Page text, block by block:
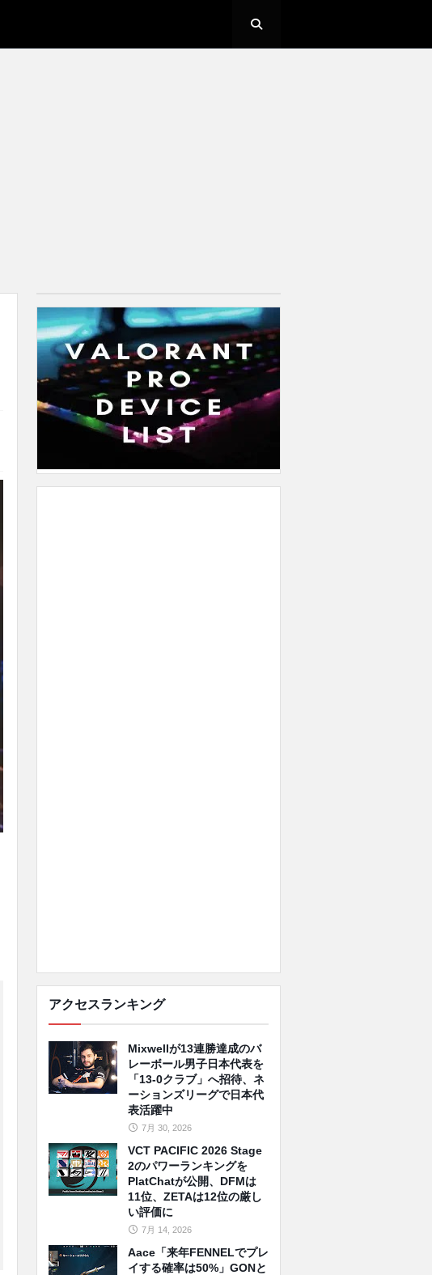
アクセスランキング
Mixwellが13連勝達成のバ
レーボール男子日本代表を
「13-0クラブ」へ招待、ネ
ーションズリーグで日本代
表活躍中
7月 30, 2026
VCT PACIFIC 2026 Stage
2のパワーランキングを
PlatChatが公開、DFMは
11位、ZETAは12位の厳し
い評価に
7月 14, 2026
Aace「来年FENNELでプレ
イする確率は50%」GONと